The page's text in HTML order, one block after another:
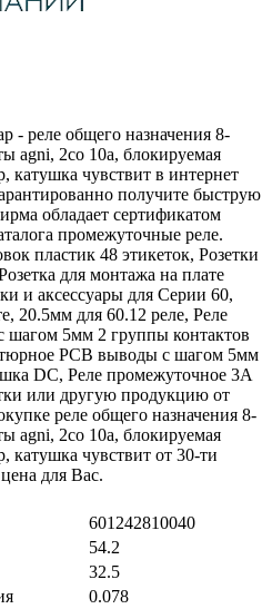
- реле общего назначения 8-
agni, 2co 10a, блокируемая
катушка чувствит в интернет
получите быструю
обладает сертификатом
промежуточные реле.
пластик 48 этикеток, Розетки
для монтажа на плате
и аксессуары для Серии 60,
20.5мм для 60.12 реле, Реле
5мм 2 группы контактов
PCB выводы с шагом 5мм
DC, Реле промежуточное 3А
или другую продукцию от
реле общего назначения 8-
agni, 2co 10a, блокируемая
катушка чувствит от 30-ти
для Вас.
601242810040
54.2
32.5
0.078